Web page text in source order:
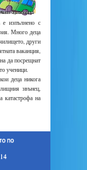
е изпълнено с
Много деца
други
ваканция,
да посрещнат
ученици.
деца никога
звънец,
катастрофа на
по